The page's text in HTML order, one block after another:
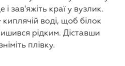
зав'яжіть краї у вузлик.
воді, щоб білок
рідким. Діставши
плівку.